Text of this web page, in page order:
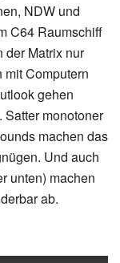
NDW und
C64 Raumschiff
der Matrix nur
Computern
gehen
monotoner
machen das
Und auch
unten) machen
ab.